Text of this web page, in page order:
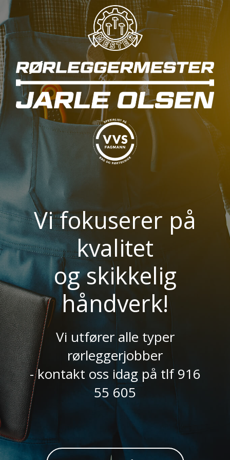
Vi fokuserer på
kvalitet
og skikkelig
håndverk!
Vi utfører alle typer
rørleggerjobber
- kontakt oss idag på tlf 916
55 605